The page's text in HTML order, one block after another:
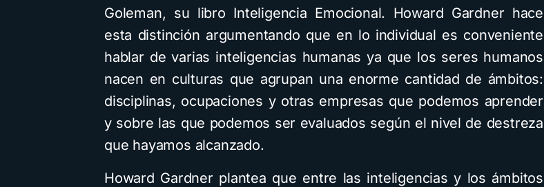
Goleman, su libro Inteligencia Emocional. Howard Gardner hace
esta distinción argumentando que en lo individual es conveniente
hablar de varias inteligencias humanas ya que los seres humanos
nacen en culturas que agrupan una enorme cantidad de ámbitos:
disciplinas, ocupaciones y otras empresas que podemos aprender
y sobre las que podemos ser evaluados según el nivel de destreza
que hayamos alcanzado.
Howard Gardner plantea que entre las inteligencias y los ámbitos